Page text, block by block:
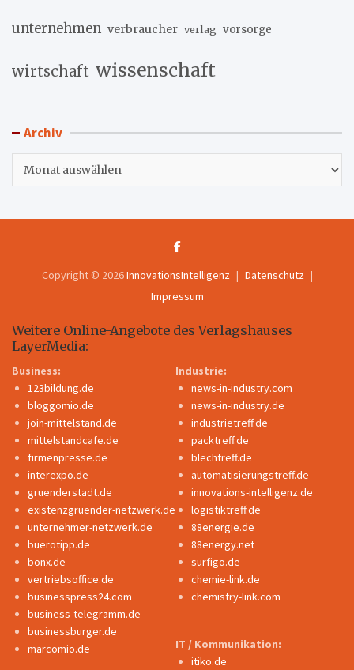
unternehmen verbraucher verlag vorsorge
wirtschaft wissenschaft
Archiv
Copyright © 2026InnovationsIntelligenz
Datenschutz
Impressum
Weitere Online-Angebote des Verlagshauses
LayerMedia:
Business:
123bildung.de
bloggomio.de
join-mittelstand.de
mittelstandcafe.de
firmenpresse.de
interexpo.de
gruenderstadt.de
existenzgruender-netzwerk.de
unternehmer-netzwerk.de
buerotipp.de
bonx.de
vertriebsoffice.de
businesspress24.com
business-telegramm.de
businessburger.de
marcomio.de
Industrie:
news-in-industry.com
news-in-industry.de
industrietreff.de
packtreff.de
blechtreff.de
automatisierungstreff.de
innovations-intelligenz.de
logistiktreff.de
88energie.de
88energy.net
surfigo.de
chemie-link.de
chemistry-link.com
IT / Kommunikation:
itiko.de